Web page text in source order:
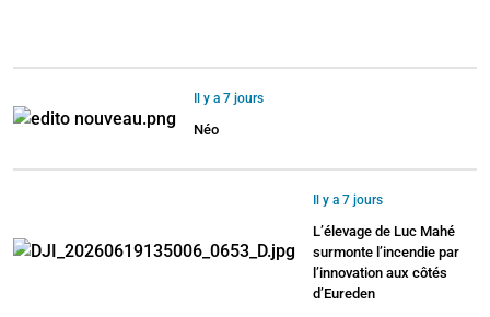
Il y a 7 jours
Néo
Il y a 7 jours
L’élevage de Luc Mahé
surmonte l’incendie par
l’innovation aux côtés
d’Eureden